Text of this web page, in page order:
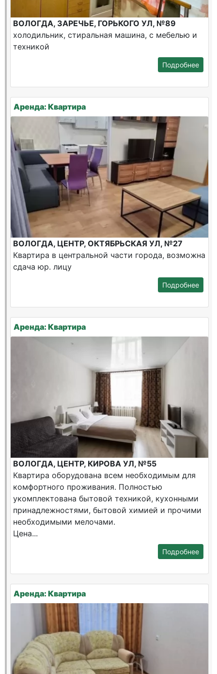
ВОЛОГДА, ЗАРЕЧЬЕ, ГОРЬКОГО УЛ, №89
холодильник, стиральная машина, с мебелью и
техникой
Подробнее
Аренда: Квартира
ВОЛОГДА, ЦЕНТР, ОКТЯБРЬСКАЯ УЛ, №27
Квартира в центральной части города, возможна
сдача юр. лицу
Подробнее
Аренда: Квартира
ВОЛОГДА, ЦЕНТР, КИРОВА УЛ, №55
Квартира оборудована всем необходимым для
комфортного проживания. Полностью
укомплектована бытовой техникой, кухонными
принадлежностями, бытовой химией и прочими
необходимыми мелочами.
Цена...
Подробнее
Аренда: Квартира